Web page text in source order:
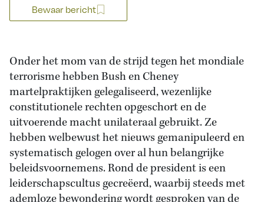
Bewaar bericht
Onder het mom van de strijd tegen het mondiale
terrorisme hebben Bush en Cheney
martelpraktijken gelegaliseerd, wezenlijke
constitutionele rechten opgeschort en de
uitvoerende macht unilateraal gebruikt. Ze
hebben welbewust het nieuws gemanipuleerd en
systematisch gelogen over al hun belangrijke
beleidsvoornemens. Rond de president is een
leiderschapscultus gecreëerd, waarbij steeds met